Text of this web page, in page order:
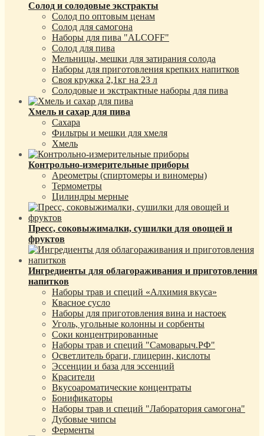
Солод и солодовые экстракты
Солод по оптовым ценам
Солод для самогона
Наборы для пива "ALCOFF"
Солод для пива
Мельницы, мешки для затирания солода
Наборы для приготовления крепких напитков
Своя кружка 2,1кг на 23 л
Солодовые и экстрактные наборы для пива
Хмель и сахар для пива
Сахара
Фильтры и мешки для хмеля
Хмель
Контрольно-измерительные приборы
Ареометры (спиртомеры и виномеры)
Термометры
Цилиндры мерные
Пресс, соковыжималки, сушилки для овощей и
фруктов
Ингредиенты для облагораживания и приготовления
напитков
Наборы трав и специй «Алхимия вкуса»
Квасное сусло
Наборы для приготовления вина и настоек
Уголь, угольные колонны и сорбенты
Соки концентрированные
Наборы трав и специй "Самоварыч.РФ"
Осветлитель браги, глицерин, кислоты
Эссенции и база для эссенций
Красители
Вкусоароматические концентраты
Бонификаторы
Наборы трав и специй "Лаборатория самогона"
Дубовые чипсы
Ферменты